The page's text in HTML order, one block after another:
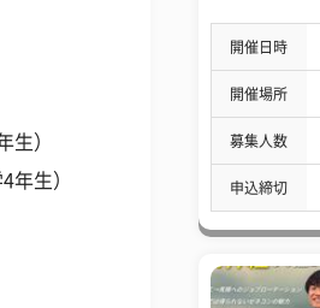
生）
年生）
開催日時
開催場所
募集人数
申込締切